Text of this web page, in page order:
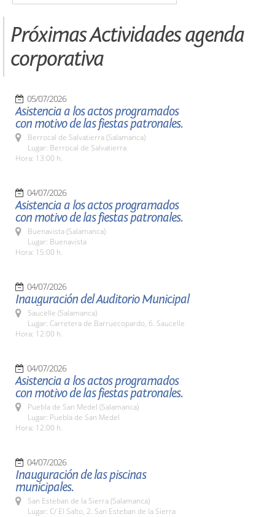
Próximas Actividades agenda
corporativa
05/07/2026
Asistencia a los actos programados
con motivo de las fiestas patronales.
Berrocal de Salvatierra (Salamanca)
Lugar: Berrocal de Salvatierra
Hora: 13:00 h.
04/07/2026
Asistencia a los actos programados
con motivo de las fiestas patronales.
Buenavista (Salamanca)
Lugar: Buenavista
Hora: 15:00 h.
04/07/2026
Inauguración del Auditorio Municipal
Saucelle (Salamanca)
Lugar: Carretera de Barruecopardo, 6. Saucelle
Hora: 12:00 h.
04/07/2026
Asistencia a los actos programados
con motivo de las fiestas patronales.
Puebla de San Medel (Salamanca)
Lugar: Puebla de San Medel
Hora: 12:00 h.
04/07/2026
Inauguración de las piscinas
municipales.
San Esteban de la Sierra (Salamanca)
Lugar: C/ El Salto, 2. San Esteban de la Sierra